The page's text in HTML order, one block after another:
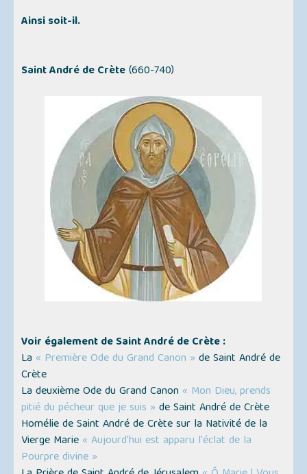
Ainsi soit-il.
Saint André de Crète(660-740)
Voir également de Saint André de Crète :
La « Première Ode du Grand Canon » de Saint André de
Crète
La deuxième Ode du Grand Canon « Mon Dieu, prends
pitié du pécheur que je suis » de Saint André de Crète
Homélie de Saint André de Crète sur la Nativité de la
Vierge Marie « Aujourd'hui est apparu l'éclat de la
Pourpre divine »